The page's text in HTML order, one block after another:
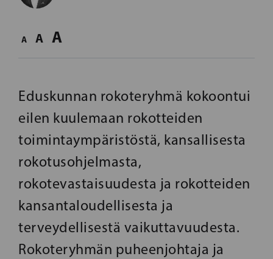
A A A
Eduskunnan rokoteryhmä kokoontui
eilen kuulemaan rokotteiden
toimintaympäristöstä, kansallisesta
rokotusohjelmasta,
rokotevastaisuudesta ja rokotteiden
kansantaloudellisesta ja
terveydellisestä vaikuttavuudesta.
Rokoteryhmän puheenjohtaja ja